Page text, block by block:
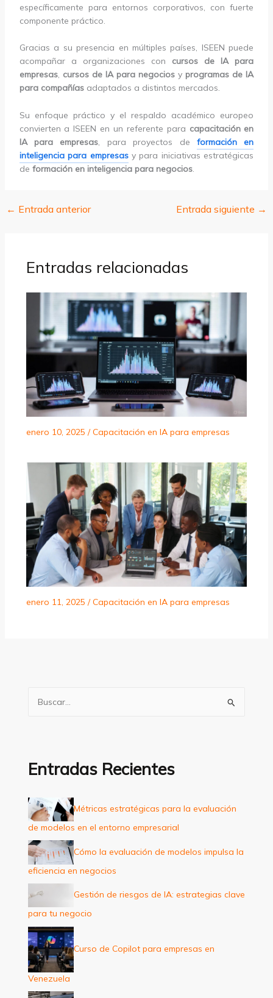
específicamente para entornos corporativos, con fuerte
componente práctico.
Gracias a su presencia en múltiples países, ISEEN puede
acompañar a organizaciones con cursos de IA para
empresas, cursos de IA para negocios yprogramas de IA
para compañíasadaptados a distintos mercados.
Su enfoque práctico y el respaldo académico europeo
convierten a ISEEN en un referente para capacitación en
IA para empresas, para proyectos deformación en
inteligencia para empresasy para iniciativas estratégicas
de formación en inteligencia para negocios.
← Entrada anterior Entrada siguiente →
Entradas relacionadas
enero 10, 2025 /Capacitación en IA para empresas
enero 11, 2025 /Capacitación en IA para empresas
a
p
o
r
:
Entradas Recientes
Métricas estratégicas para la evaluación
de modelos en el entorno empresarial
Cómo la evaluación de modelos impulsa la
eficiencia en negocios
Gestión de riesgos de IA: estrategias clave
para tu negocio
Curso de Copilot para empresas en
Venezuela